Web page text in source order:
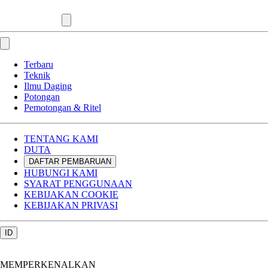
Terbaru
Teknik
Ilmu Daging
Potongan
Pemotongan & Ritel
TENTANG KAMI
DUTA
DAFTAR PEMBARUAN
HUBUNGI KAMI
SYARAT PENGGUNAAN
KEBIJAKAN COOKIE
KEBIJAKAN PRIVASI
ID
MEMPERKENALKAN